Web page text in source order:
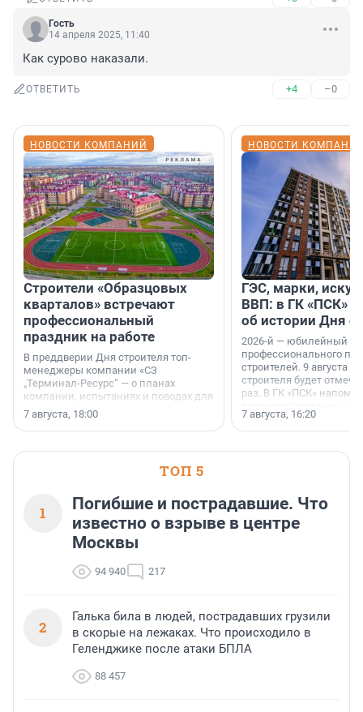
Гость
14 апреля 2025, 11:40
Как сурово наказали.
ОТВЕТИТЬ +4 –0
НОВОСТИ КОМПАНИЙ
Строители «Образцовых
кварталов» встречают
профессиональный
праздник на работе
В преддверии Дня строителя топ-
менеджеры компании «СЗ
„Терминал-Ресурс“ — о планах
компании, испытаниях и поводах для
осторожного оптимизма.
7 августа, 18:00
НОВОСТИ
ГЭС, марки,
ВВП: в ГК «ПСК»
об истории Дня
2026-й — юбилейный
профессионального
строителей. 9 августа
строителя будет
раз. В ГК «ПСК»
поменялась роль
7 августа, 16:20
ТОП 5
1
Погибшие и пострадавшие. Что
известно о взрыве в центре
Москвы
94 940 217
2
Галька била в людей, пострадавших грузили
в скорые на лежаках. Что происходило в
Геленджике после атаки БПЛА
88 457